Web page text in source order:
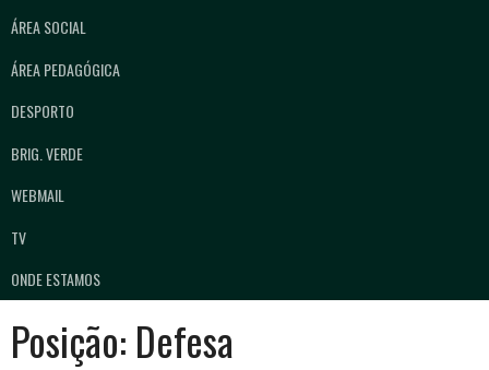
ÁREA SOCIAL
ÁREA PEDAGÓGICA
DESPORTO
BRIG. VERDE
WEBMAIL
TV
ONDE ESTAMOS
Posição: Defesa